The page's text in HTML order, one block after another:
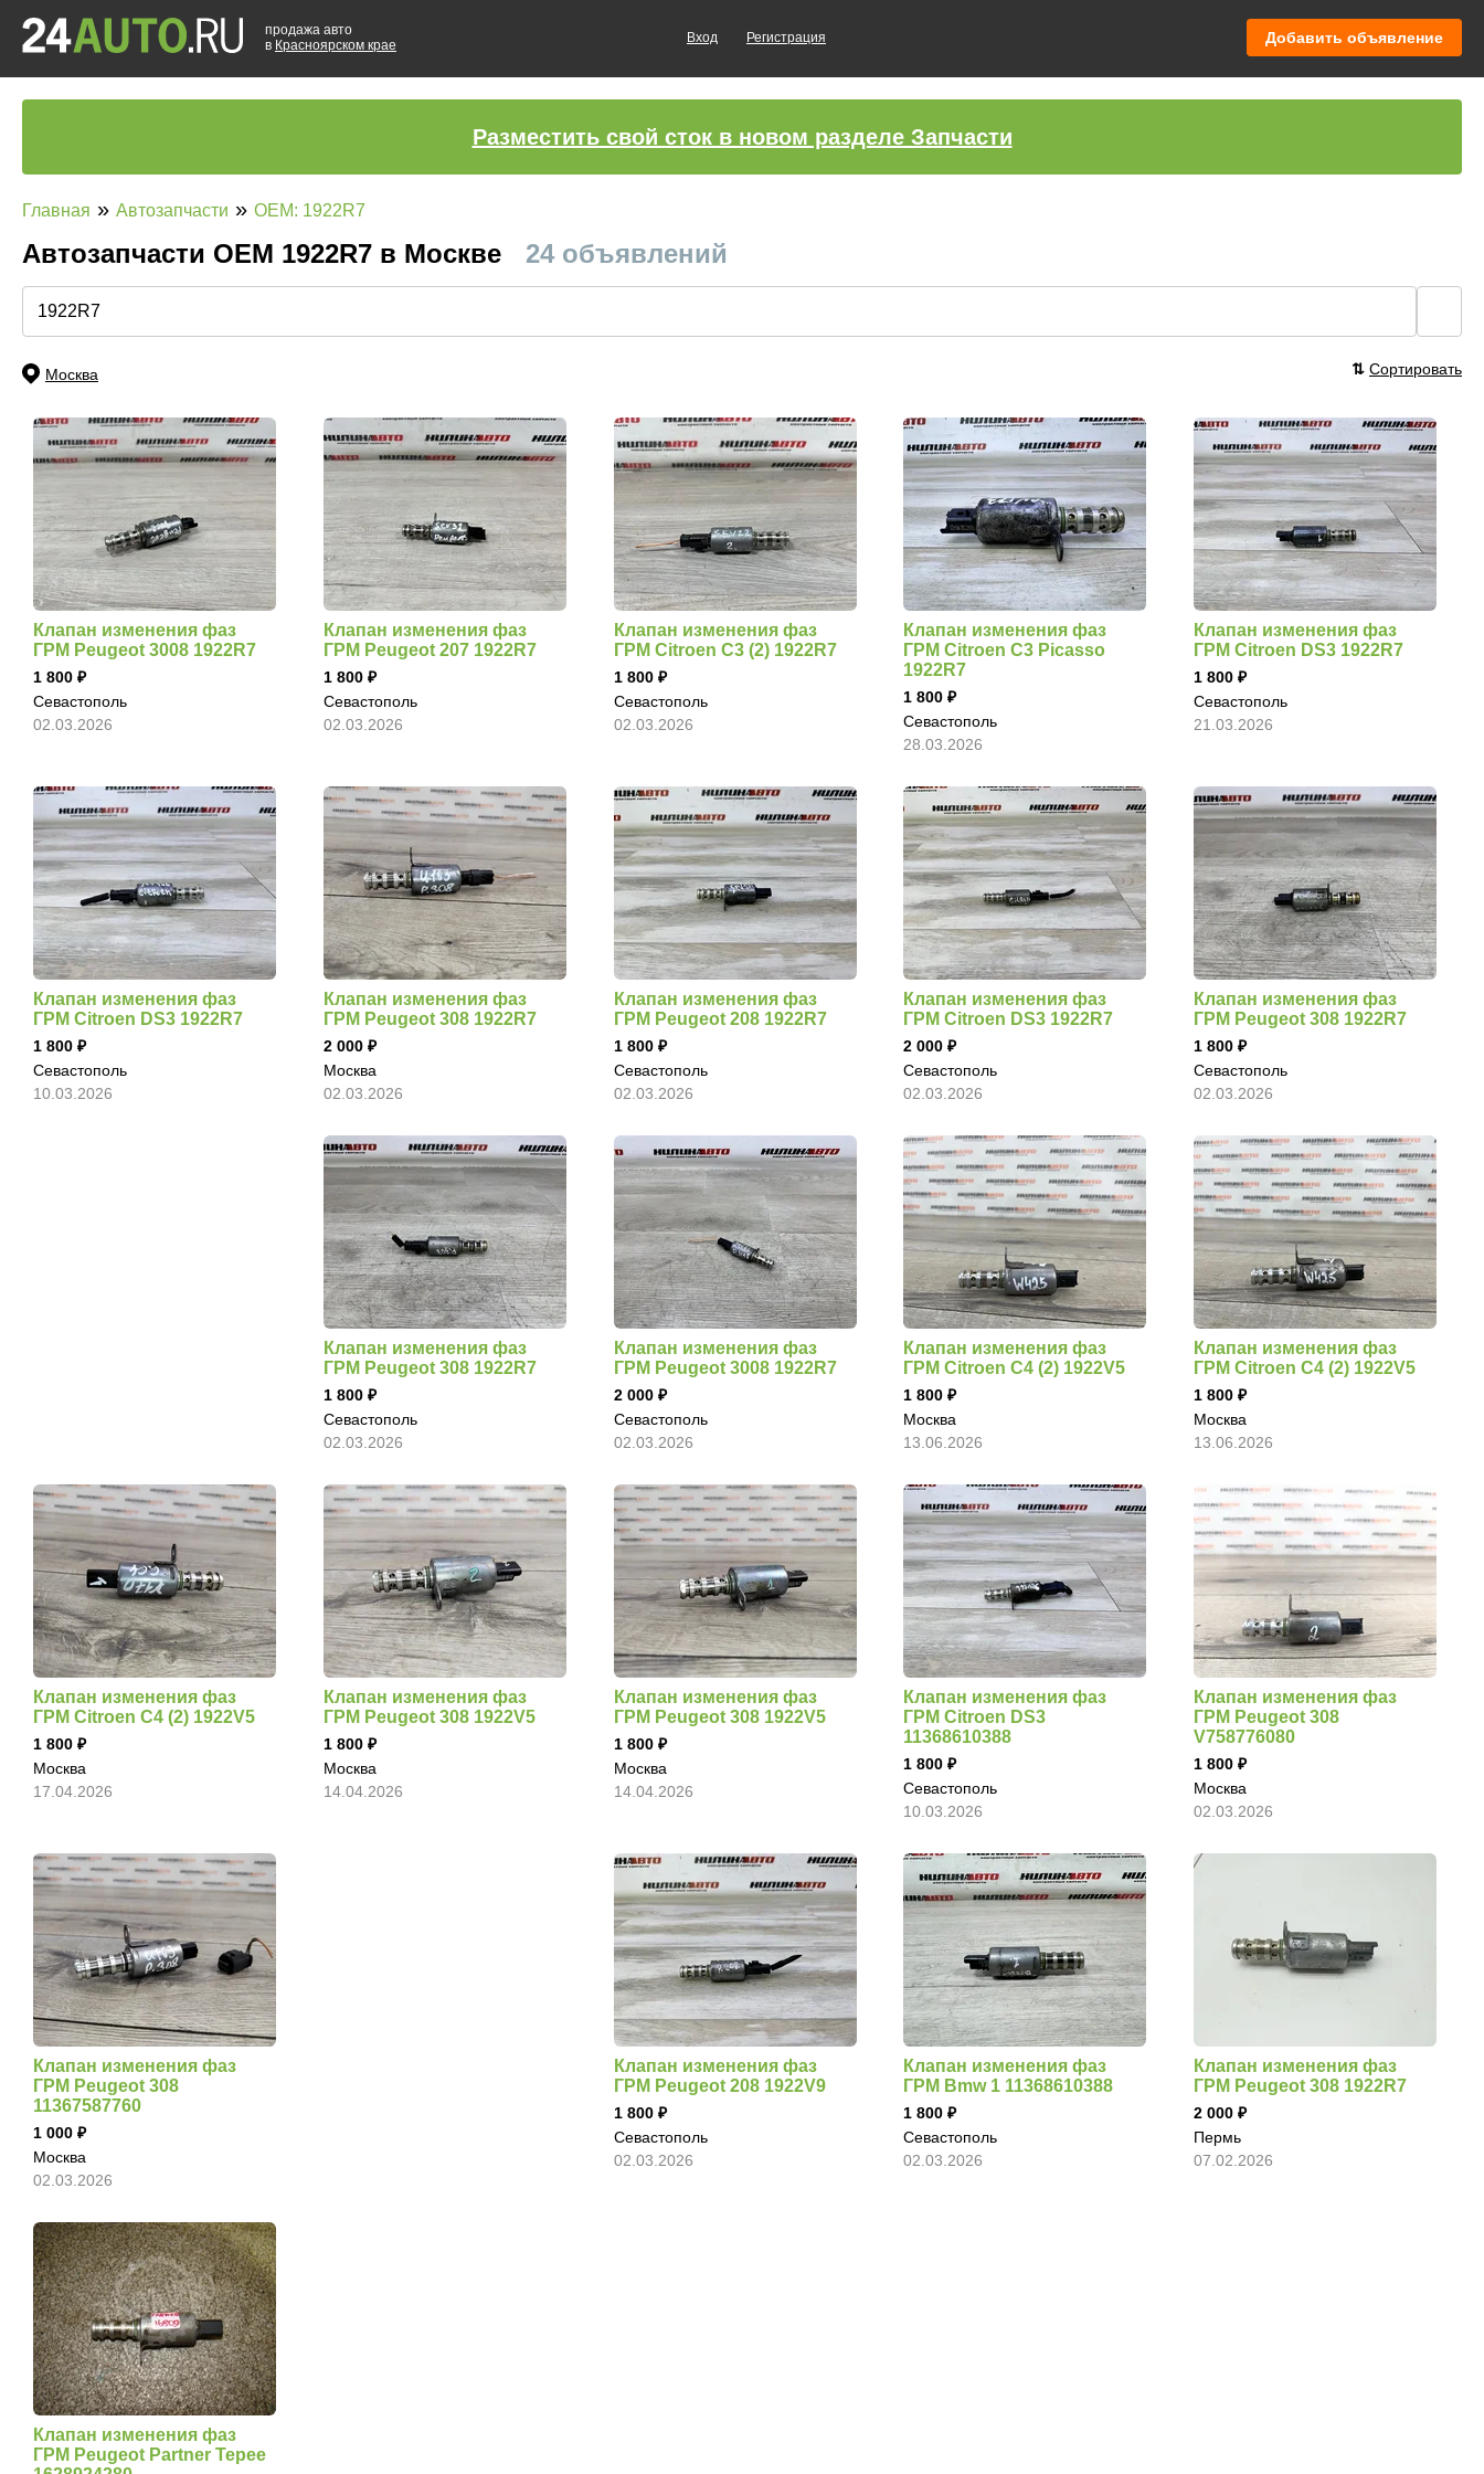
продажа авто
в Красноярском крае
Вход Регистрация Добавить объявление
Разместить свой сток в новом разделе Запчасти
Главная » Автозапчасти » OEM: 1922R7
Автозапчасти ОЕМ 1922R7 в Москве 24 объявлений
Москва ⇅ Сортировать
Клапан изменения фаз
ГРМ Peugeot 3008 1922R7
1 800
Севастополь
02.03.2026
Клапан изменения фаз
ГРМ Peugeot 207 1922R7
1 800
Севастополь
02.03.2026
Клапан изменения фаз
ГРМ Citroen C3 (2) 1922R7
1 800
Севастополь
02.03.2026
Клапан изменения фаз
ГРМ Citroen C3 Picasso
1922R7
1 800
Севастополь
28.03.2026
Клапан изменения фаз
ГРМ Citroen DS3 1922R7
1 800
Севастополь
21.03.2026
Клапан изменения фаз
ГРМ Citroen DS3 1922R7
1 800
Севастополь
10.03.2026
Клапан изменения фаз
ГРМ Peugeot 308 1922R7
2 000
Москва
02.03.2026
Клапан изменения фаз
ГРМ Peugeot 208 1922R7
1 800
Севастополь
02.03.2026
Клапан изменения фаз
ГРМ Citroen DS3 1922R7
2 000
Севастополь
02.03.2026
Клапан изменения фаз
ГРМ Peugeot 308 1922R7
1 800
Севастополь
02.03.2026
Клапан изменения фаз
ГРМ Peugeot 308 1922R7
1 800
Севастополь
02.03.2026
Клапан изменения фаз
ГРМ Peugeot 3008 1922R7
2 000
Севастополь
02.03.2026
Клапан изменения фаз
ГРМ Citroen C4 (2) 1922V5
1 800
Москва
13.06.2026
Клапан изменения фаз
ГРМ Citroen C4 (2) 1922V5
1 800
Москва
13.06.2026
Клапан изменения фаз
ГРМ Citroen C4 (2) 1922V5
1 800
Москва
17.04.2026
Клапан изменения фаз
ГРМ Peugeot 308 1922V5
1 800
Москва
14.04.2026
Клапан изменения фаз
ГРМ Peugeot 308 1922V5
1 800
Москва
14.04.2026
Клапан изменения фаз
ГРМ Citroen DS3
11368610388
1 800
Севастополь
10.03.2026
Клапан изменения фаз
ГРМ Peugeot 308
V758776080
1 800
Москва
02.03.2026
Клапан изменения фаз
ГРМ Peugeot 308
11367587760
1 000
Москва
02.03.2026
Клапан изменения фаз
ГРМ Peugeot 208 1922V9
1 800
Севастополь
02.03.2026
Клапан изменения фаз
ГРМ Bmw 1 11368610388
1 800
Севастополь
02.03.2026
Клапан изменения фаз
ГРМ Peugeot 308 1922R7
2 000
Пермь
07.02.2026
Клапан изменения фаз
ГРМ Peugeot Partner Tepee